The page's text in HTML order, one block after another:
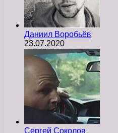
Даниил Воробьёв
23.07.2020
Сергей Соколов